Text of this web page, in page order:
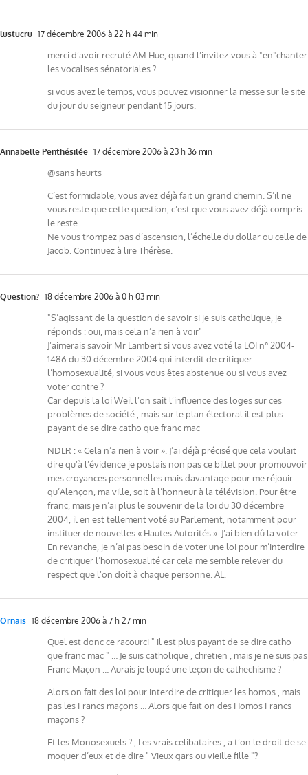
lustucru 17 décembre 2006 à 22 h 44 min
merci d’avoir recruté AM Hue, quand l’invitez-vous à "en"chanter
les vocalises sénatoriales ?
si vous avez le temps, vous pouvez visionner la messe sur le site
du jour du seigneur pendant 15 jours.
Annabelle Penthésilée 17 décembre 2006 à 23 h 36 min
@sans heurts
C’est formidable, vous avez déjà fait un grand chemin. S’il ne
vous reste que cette question, c’est que vous avez déjà compris
le reste.
Ne vous trompez pas d’ascension, l’échelle du dollar ou celle de
Jacob. Continuez à lire Thérèse.
Question? 18 décembre 2006 à 0 h 03 min
"S’agissant de la question de savoir si je suis catholique, je
réponds : oui, mais cela n’a rien à voir"
J’aimerais savoir Mr Lambert si vous avez voté la LOI n° 2004-
1486 du 30 décembre 2004 qui interdit de critiquer
l’homosexualité, si vous vous êtes abstenue ou si vous avez
voter contre ?
Car depuis la loi Weil l’on sait l’influence des loges sur ces
problèmes de société , mais sur le plan électoral il est plus
payant de se dire catho que franc mac
NDLR : « Cela n’a rien à voir ». J’ai déjà précisé que cela voulait
dire qu’à l’évidence je postais non pas ce billet pour promouvoir
mes croyances personnelles mais davantage pour me réjouir
qu’Alençon, ma ville, soit à l’honneur à la télévision. Pour être
franc, mais je n’ai plus le souvenir de la loi du 30 décembre
2004, il en est tellement voté au Parlement, notamment pour
instituer de nouvelles « Hautes Autorités ». J’ai bien dû la voter.
En revanche, je n’ai pas besoin de voter une loi pour m’interdire
de critiquer l’homosexualité car cela me semble relever du
respect que l’on doit à chaque personne. AL.
Ornais 18 décembre 2006 à 7 h 27 min
Quel est donc ce racourci " il est plus payant de se dire catho
que franc mac " … Je suis catholique , chretien , mais je ne suis pas
Franc Maçon … Aurais je loupé une leçon de cathechisme ?
Alors on fait des loi pour interdire de critiquer les homos , mais
pas les Francs maçons … Alors que fait on des Homos Francs
maçons ?
Et les Monosexuels ? , Les vrais celibataires , a t’on le droit de se
moquer d’eux et de dire " Vieux gars ou vieille fille "?